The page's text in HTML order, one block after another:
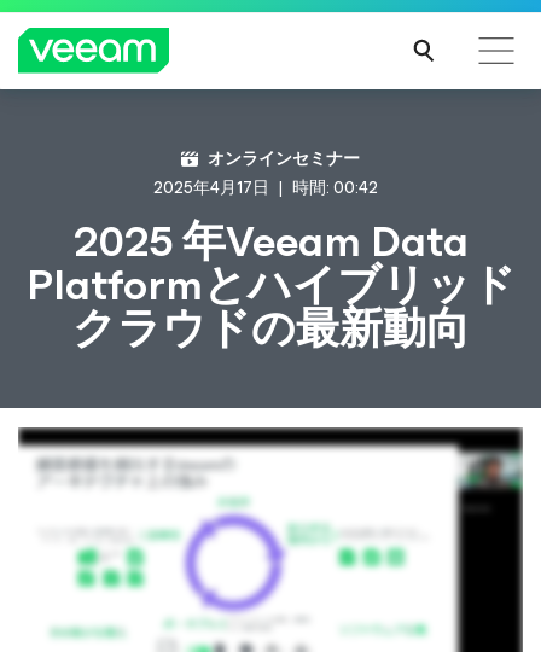
CrowdStrikeのコンテンツ更新によって影響を受け
るお客様向けのVeeamのガイダンス
む
オンラインセミナー
2025年4月17日
時間: 00:42
2025 年Veeam Data
Platformとハイブリッド
クラウドの最新動向